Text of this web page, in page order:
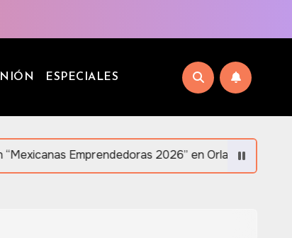
ESPECIALES
2026” en Orlando en apoyo al liderazgo